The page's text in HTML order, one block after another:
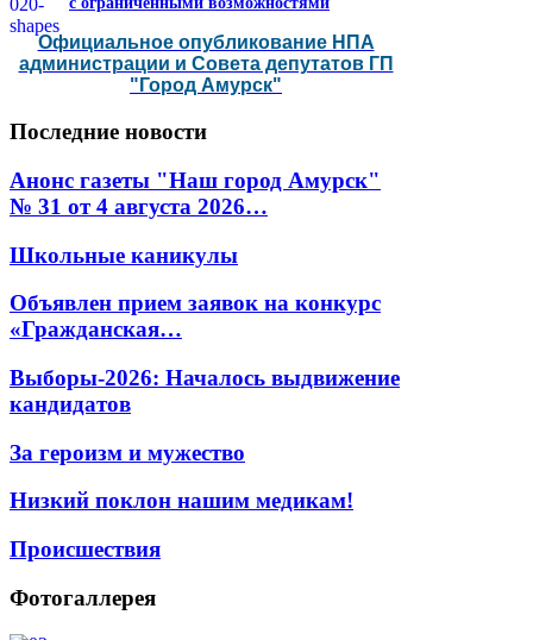
Официальное опубликование НПА
администрации и Совета депутатов ГП
"Город Амурск"
Последние новости
Анонс газеты "Наш город Амурск"
№ 31 от 4 августа 2026…
Школьные каникулы
Объявлен прием заявок на конкурс
«Гражданская…
Выборы-2026: Началось выдвижение
кандидатов
За героизм и мужество
Низкий поклон нашим медикам!
Происшествия
Фотогаллерея